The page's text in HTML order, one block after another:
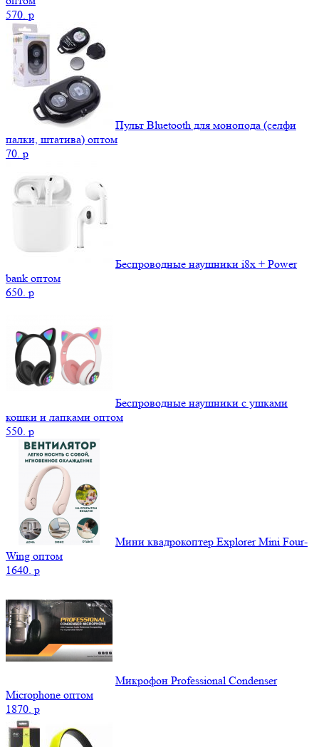
570. p
Пульт Bluetooth для монопода (селфи
палки, штатива) оптом
70. p
Беспроводные наушники i8x + Power
bank оптом
650. p
Беспроводные наушники с ушками
кошки и лапками оптом
550. p
Мини квадрокоптер Explorer Mini Four-
Wing оптом
1640. p
Микрофон Professional Condenser
Microphone оптом
1870. p